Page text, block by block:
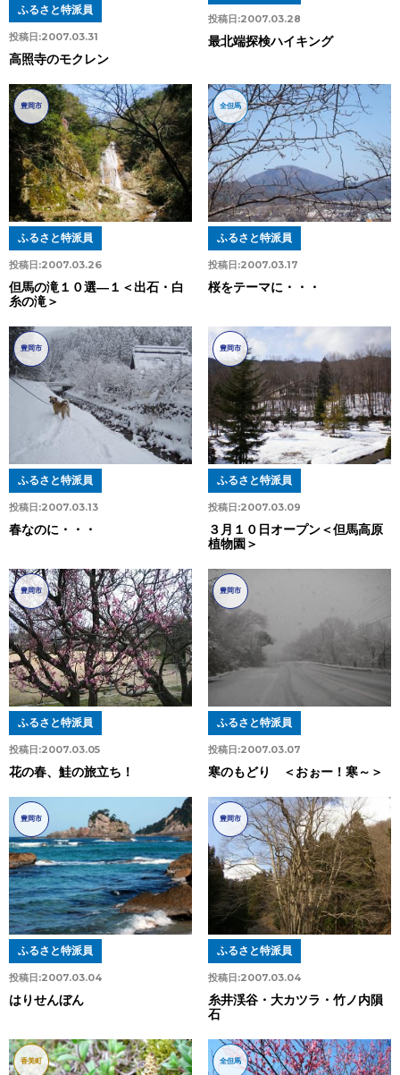
投稿日:2007.03.31
ふるさと特派員
高照寺のモクレン
投稿日:2007.03.28
最北端探検ハイキング
豊岡市
投稿日:2007.03.26
ふるさと特派員
但馬の滝１０選―１＜出石・白
糸の滝＞
全但馬
投稿日:2007.03.17
ふるさと特派員
桜をテーマに・・・
豊岡市
投稿日:2007.03.13
ふるさと特派員
春なのに・・・
豊岡市
投稿日:2007.03.09
ふるさと特派員
３月１０日オープン＜但馬高原
植物園＞
豊岡市
投稿日:2007.03.05
ふるさと特派員
花の春、鮭の旅立ち！
豊岡市
投稿日:2007.03.07
ふるさと特派員
寒のもどり ＜おぉー！寒～＞
豊岡市
投稿日:2007.03.04
ふるさと特派員
はりせんぼん
豊岡市
投稿日:2007.03.04
ふるさと特派員
糸井渓谷・大カツラ・竹ノ内隕
石
香美町 全但馬